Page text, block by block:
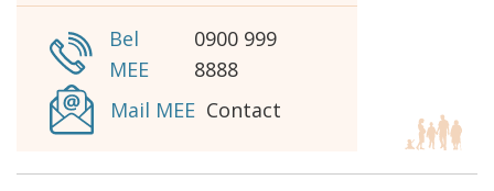
Bel
MEE
0900 999
8888
Mail MEE Contact